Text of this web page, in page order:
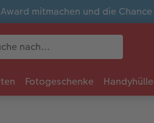
Award mitmachen und die
Fotogeschenke